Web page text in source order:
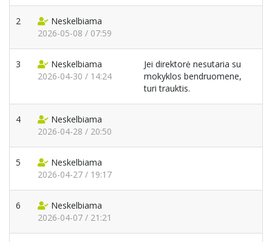
2
Neskelbiama
2026-05-08 / 07:59
3
Neskelbiama
2026-04-30 / 14:24
Jei direktorė nesutaria su
mokyklos bendruomene,
turi trauktis.
4
Neskelbiama
2026-04-28 / 20:50
5
Neskelbiama
2026-04-27 / 19:17
6
Neskelbiama
2026-04-07 / 21:21